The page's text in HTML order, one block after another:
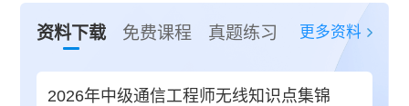
资料下载 免费课程 真题练习 更多资料
2026年中级通信工程师无线知识点集锦